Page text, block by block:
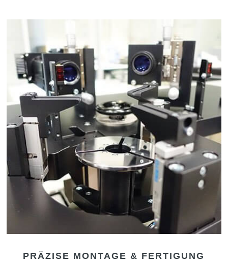
PRÄZISE MONTAGE & FERTIGUNG